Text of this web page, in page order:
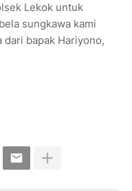
Lekok untuk
sungkawa kami
bapak Hariyono,